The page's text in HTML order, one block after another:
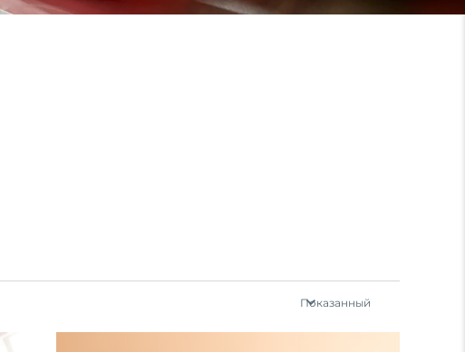
Показанный